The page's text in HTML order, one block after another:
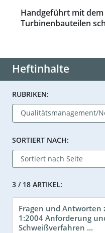
Handgeführt mit
Turbinenbauteilen
Heftinhalte
RUBRIKEN:
SORTIERT NACH:
3 / 18 ARTIKEL:
Fragen und Antworten
1:2004 Anforderung
Schweißverfahren ...